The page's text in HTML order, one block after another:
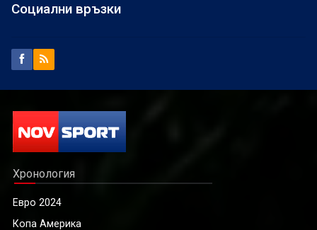
Социални връзки
Хронология
Евро 2024
Копа Америка